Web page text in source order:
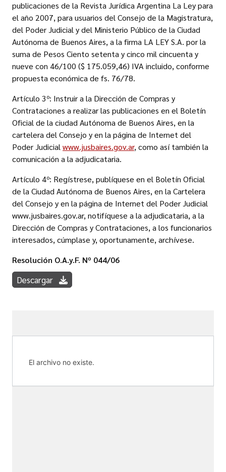
publicaciones de la Revista Jurídica Argentina La Ley para
el año 2007, para usuarios del Consejo de la Magistratura,
del Poder Judicial y del Ministerio Público de la Ciudad
Autónoma de Buenos Aires, a la firma LA LEY S.A. por la
suma de Pesos Ciento setenta y cinco mil cincuenta y
nueve con 46/100 ($ 175.059,46) IVA incluido, conforme
propuesta económica de fs. 76/78.
Artículo 3º: Instruir a la Dirección de Compras y
Contrataciones a realizar las publicaciones en el Boletín
Oficial de la ciudad Autónoma de Buenos Aires, en la
cartelera del Consejo y en la página de Internet del
Poder Judicial www.jusbaires.gov.ar, como así también la
comunicación a la adjudicataria.
Artículo 4º: Regístrese, publíquese en el Boletín Oficial
de la Ciudad Autónoma de Buenos Aires, en la Cartelera
del Consejo y en la página de Internet del Poder Judicial
www.jusbaires.gov.ar, notifíquese a la adjudicataria, a la
Dirección de Compras y Contrataciones, a los funcionarios
interesados, cúmplase y, oportunamente, archívese.
Resolución O.A.y.F. Nº 044/06
Descargar